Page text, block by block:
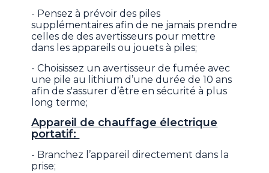
- Pensez à prévoir des piles
supplémentaires afin de ne jamais prendre
celles de des avertisseurs pour mettre
dans les appareils ou jouets à piles;
- Choisissez un avertisseur de fumée avec
une pile au lithium d’une durée de 10 ans
afin de s'assurer d’être en sécurité à plus
long terme;
Appareil de chauffage électrique
portatif:
- Branchez l’appareil directement dans la
prise;